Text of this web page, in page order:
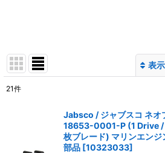
表
21件
Jabsco / ジャブスコ ネオ
18653-0001-P (1 Drive /
枚ブレード) マリンエンジ
部品 [10323033]